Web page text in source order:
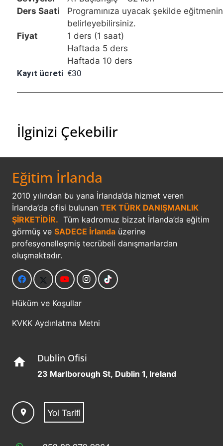
Ders Saati
Programınıza uyacak şekilde
belirleyebilirsiniz.
Fiyat
1 ders (1 saat)
Haftada 5 ders
Haftada 10 ders
Kayıt ücreti €30
İlginizi Çekebilir
Eğitim İrlanda
2010 yılından bu yana İrlanda’da hizmet veren
İrlanda’da ofisi bulunan TEK TÜRK DANIŞMANLIK
ŞİRKETİDİR. Tüm kadromuz bizzat İrlanda’da eğitim
görmüş ve SADECE İrlanda üzerine
profesyonelleşmiş tecrübeli danışmanlardan
oluşmaktadır.
Hüküm ve Koşullar
KVKK Aydınlatma Metni
home Dublin Ofisi
23 Marlborough St, Dublin 1, Ireland
location_on Yol Tarifi